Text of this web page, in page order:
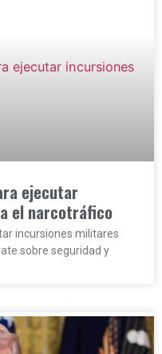
ejecutar
el narcotráfico
incursiones militares
sobre seguridad y